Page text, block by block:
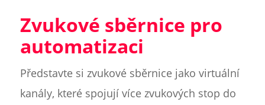
Zvukové sběrnice pro
automatizaci
Představte si zvukové sběrnice jako virtuální
kanály, které spojují více zvukových stop do